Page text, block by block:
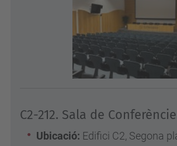
C2-212. Sala de
Ubicació: Edifici C2, Segona